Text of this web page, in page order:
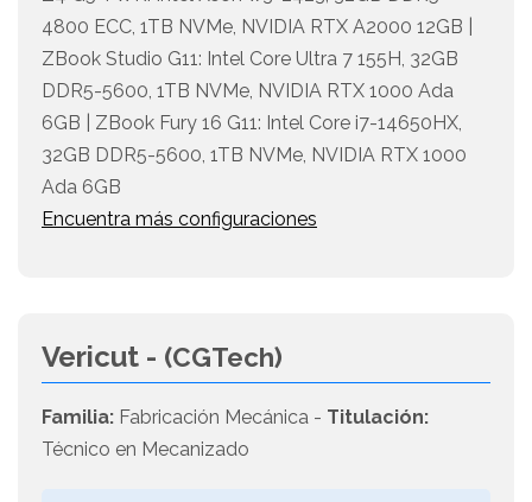
4800 ECC, 1TB NVMe, NVIDIA RTX A2000 12GB |
ZBook Studio G11: Intel Core Ultra 7 155H, 32GB
DDR5-5600, 1TB NVMe, NVIDIA RTX 1000 Ada
6GB | ZBook Fury 16 G11: Intel Core i7-14650HX,
32GB DDR5-5600, 1TB NVMe, NVIDIA RTX 1000
Ada 6GB
Encuentra más configuraciones
Vericut - (CGTech)
Familia: Fabricación Mecánica - Titulación:
Técnico en Mecanizado